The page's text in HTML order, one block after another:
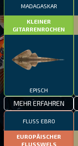
MADAGASKAR
KLEINER
GITARRENROCHEN
EPISCH
MEHR ERFAHREN
FLUSS EBRO
EUROPÄISCHER
FLUSSWELS